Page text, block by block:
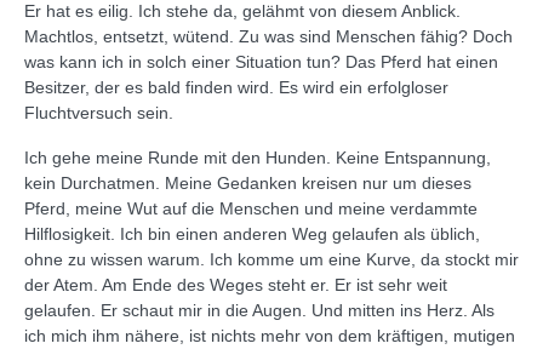
Er hat es eilig. Ich stehe da, gelähmt von diesem Anblick.
Machtlos, entsetzt, wütend. Zu was sind Menschen fähig? Doch
was kann ich in solch einer Situation tun? Das Pferd hat einen
Besitzer, der es bald finden wird. Es wird ein erfolgloser
Fluchtversuch sein.
Ich gehe meine Runde mit den Hunden. Keine Entspannung,
kein Durchatmen. Meine Gedanken kreisen nur um dieses
Pferd, meine Wut auf die Menschen und meine verdammte
Hilflosigkeit. Ich bin einen anderen Weg gelaufen als üblich,
ohne zu wissen warum. Ich komme um eine Kurve, da stockt mir
der Atem. Am Ende des Weges steht er. Er ist sehr weit
gelaufen. Er schaut mir in die Augen. Und mitten ins Herz. Als
ich mich ihm nähere, ist nichts mehr von dem kräftigen, mutigen